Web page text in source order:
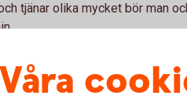
tjänar olika mycket bör man
mer tid på hushållet och
karriär och tjäna pengar medan
kompenseras för. Genom att
Våra